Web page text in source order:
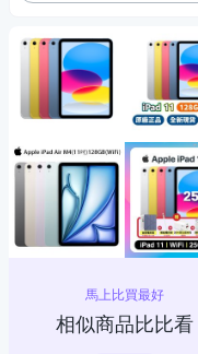
馬上比買最好
相似商品比比看